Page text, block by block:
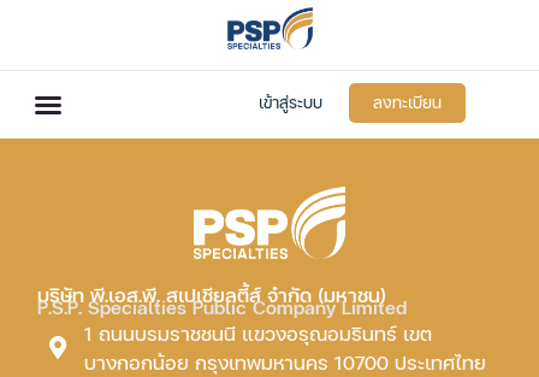
เข้าสู่ระบบ ลงทะเบียน
บริษัท พี.เอส.พี. สเปเชียลตี้ส์ จำกัด (มหาชน)
P.S.P. Specialties Public Company Limited
1 ถนนบรมราชชนนี แขวงอรุณอมรินทร์ เขต
บางกอกน้อย กรุงเทพมหานคร 10700 ประเทศไทย